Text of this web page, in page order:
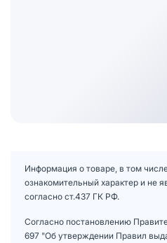
Информация о товаре, в том
ознакомительный характер и не
согласно ст.437 ГК РФ.
Согласно постановлению
697 "Об утверждении Правил